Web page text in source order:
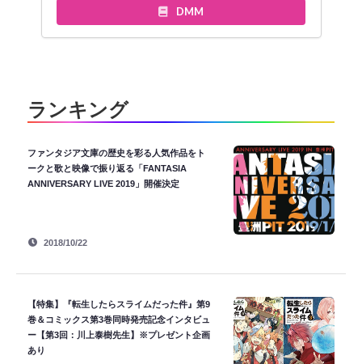
DMM
ランキング
ファンタジア文庫の歴史を彩る人気作品をト
ークと歌と映像で振り返る「FANTASIA
ANNIVERSARY LIVE 2019」開催決定
2018/10/22
【特集】『転生したらスライムだった件』第9
巻＆コミックス第3巻同時発売記念インタビュ
ー【第3回：川上泰樹先生】※プレゼント企画
あり